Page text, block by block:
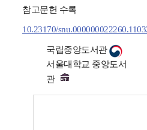
참고문헌 수록
10.23170/
국립중앙도서관
서울대학교 중앙도서
관